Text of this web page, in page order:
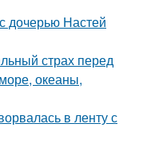
дочерью Настей
страх перед
океаны,
в ленту с